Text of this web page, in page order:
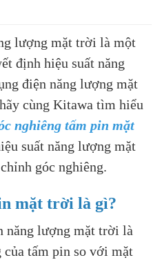
lượng mặt trời là một
định hiệu suất năng
điện năng lượng mặt
cùng Kitawa tìm hiểu
nghiêng tấm pin mặt
suất năng lượng mặt
góc nghiêng.
mặt trời là gì?
năng lượng mặt trời là
của tấm pin so với mặt